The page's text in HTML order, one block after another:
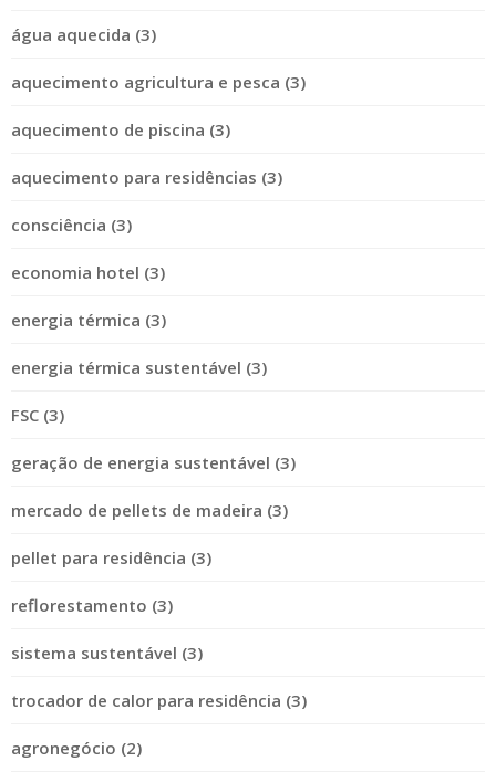
água aquecida (3)
aquecimento agricultura e pesca (3)
aquecimento de piscina (3)
aquecimento para residências (3)
consciência (3)
economia hotel (3)
energia térmica (3)
energia térmica sustentável (3)
FSC (3)
geração de energia sustentável (3)
mercado de pellets de madeira (3)
pellet para residência (3)
reflorestamento (3)
sistema sustentável (3)
trocador de calor para residência (3)
agronegócio (2)